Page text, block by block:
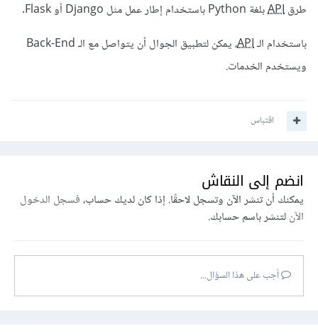
طرقAPIبلغة Python باستخدام إطار عمل مثل Django أو Flask.
باستخدام الـAPI
، يمكن لتطبيق الجوال أن يتواصل مع الـ Back-End
ويستخدم الخدمات.
اقتباس
انضم إلى النقاش
يمكنك أن تنشر الآن وتسجل لاحقًا. إذا كان لديك حساب،فسجل الدخول
الآنلتنشر باسم حسابك.
أجب على هذا السؤال...